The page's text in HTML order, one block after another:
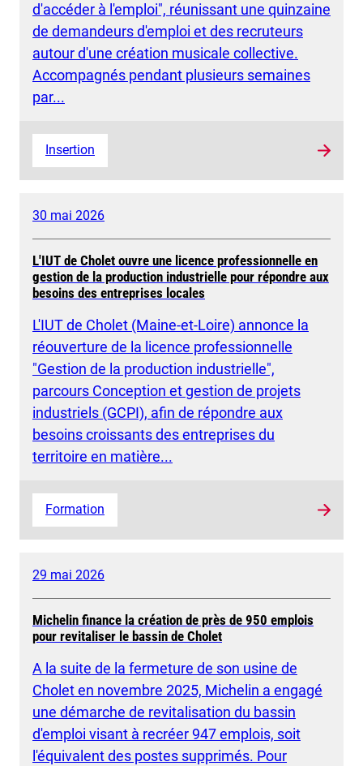
d'accéder à l'emploi", réunissant une quinzaine
de demandeurs d'emploi et des recruteurs
autour d'une création musicale collective.
Accompagnés pendant plusieurs semaines
par...
Insertion
30 mai 2026
L'IUT de Cholet ouvre une licence professionnelle en
gestion de la production industrielle pour répondre aux
besoins des entreprises locales
L'IUT de Cholet (Maine-et-Loire) annonce la
réouverture de la licence professionnelle
"Gestion de la production industrielle",
parcours Conception et gestion de projets
industriels (GCPI), afin de répondre aux
besoins croissants des entreprises du
territoire en matière...
Formation
29 mai 2026
Michelin finance la création de près de 950 emplois
pour revitaliser le bassin de Cholet
A la suite de la fermeture de son usine de
Cholet en novembre 2025, Michelin a engagé
une démarche de revitalisation du bassin
d'emploi visant à recréer 947 emplois, soit
l'équivalent des postes supprimés. Pour